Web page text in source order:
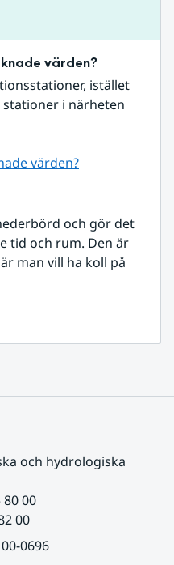
värden?
istället
i närheten
värden?
och gör det
tid och rum. Den är
man vill ha koll på
och hydrologiska
00
00
0696